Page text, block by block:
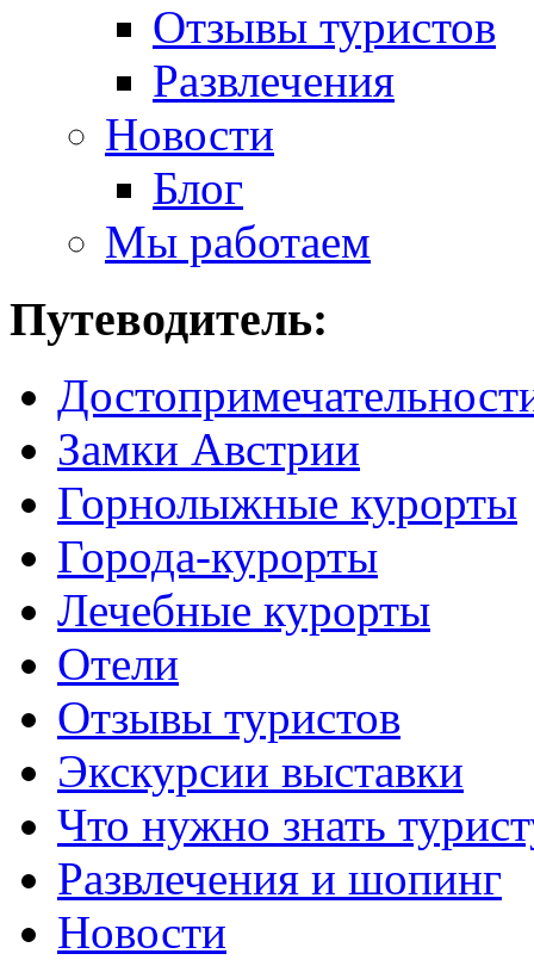
Отзывы туристов
Развлечения
Новости
Блог
Мы работаем
Путеводитель:
Замки Австрии
Горнолыжные курорты
Города-курорты
Лечебные курорты
Отели
Отзывы туристов
Экскурсии выставки
Что нужно знать
Развлечения и шопинг
Новости